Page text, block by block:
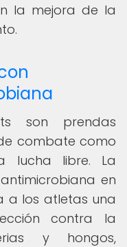
la mejora de la
son prendas
combate como
lucha libre. La
en
a los atletas una
contra la
y hongos,